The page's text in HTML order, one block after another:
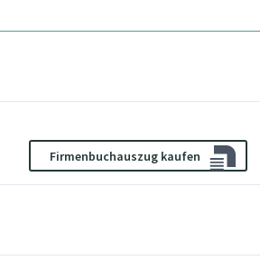
Firmenbuchauszug kaufen